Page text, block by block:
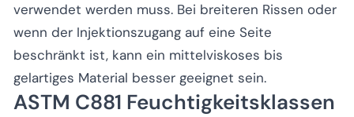
verwendet werden muss. Bei breiteren Rissen oder
wenn der Injektionszugang auf eine Seite
beschränkt ist, kann ein mittelviskoses bis
gelartiges Material besser geeignet sein.
ASTM C881 Feuchtigkeitsklassen